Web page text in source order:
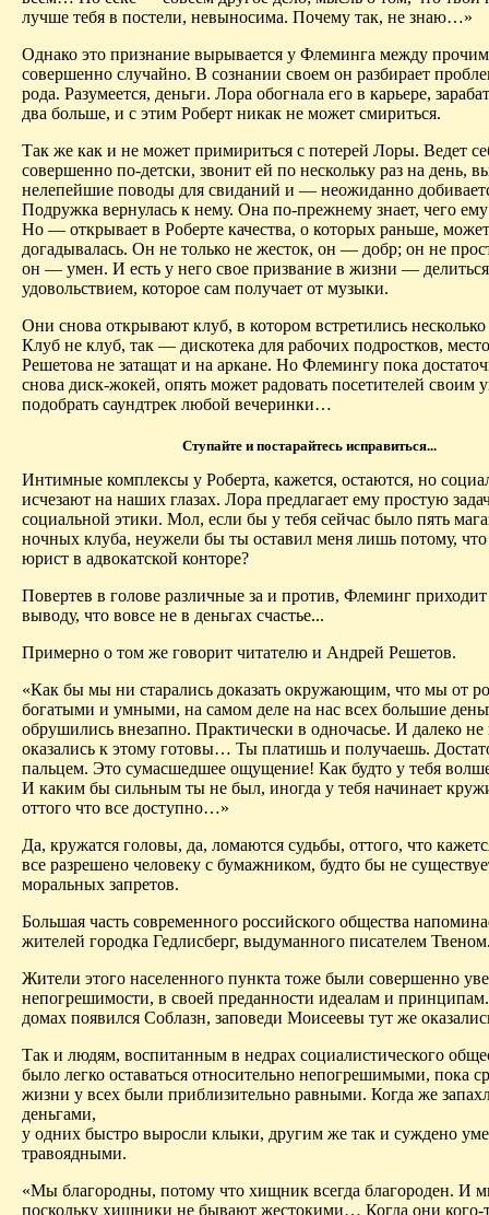
лучше тебя в постели, невыносима. Почему так, не знаю…»
Однако это признание вырывается у Флеминга между
совершенно случайно. В сознании своем он разбирает
рода. Разумеется, деньги. Лора обогнала его в карьере,
два больше, и с этим Роберт никак не может смириться.
Так же как и не может примириться с потерей Лоры. Ведет
совершенно по-детски, звонит ей по нескольку раз на день,
нелепейшие поводы для свиданий и — неожиданно
Подружка вернулась к нему. Она по-прежнему знает, чего ему
Но — открывает в Роберте качества, о которых раньше,
догадывалась. Он не только не жесток, он — добр; он не
он — умен. И есть у него свое призвание в жизни —
удовольствием, которое сам получает от музыки.
Они снова открывают клуб, в котором встретились несколько
Клуб не клуб, так — дискотека для рабочих подростков,
Решетова не затащат и на аркане. Но Флемингу пока
снова диск-жокей, опять может радовать посетителей своим
подобрать саундтрек любой вечеринки…
Ступайте и постарайтесь исправиться...
Интимные комплексы у Роберта, кажется, остаются, но
исчезают на наших глазах. Лора предлагает ему простую
социальной этики. Мол, если бы у тебя сейчас было пять
ночных клуба, неужели бы ты оставил меня лишь потому, что
юрист в адвокатской конторе?
Повертев в голове различные за и против, Флеминг
выводу, что вовсе не в деньгах счастье...
Примерно о том же говорит читателю и Андрей Решетов.
«Как бы мы ни старались доказать окружающим, что мы от
богатыми и умными, на самом деле на нас всех большие
обрушились внезапно. Практически в одночасье. И далеко не
оказались к этому готовы… Ты платишь и получаешь.
пальцем. Это сумасшедшее ощущение! Как будто у тебя
И каким бы сильным ты не был, иногда у тебя начинает
оттого что все доступно…»
Да, кружатся головы, да, ломаются судьбы, оттого, что
все разрешено человеку с бумажником, будто бы не
моральных запретов.
Большая часть современного российского общества
жителей городка Гедлисберг, выдуманного писателем
Жители этого населенного пункта тоже были совершенно
непогрешимости, в своей преданности идеалам и
домах появился Соблазн, заповеди Моисеевы тут же
Так и людям, воспитанным в недрах социалистического
было легко оставаться относительно непогрешимыми, пока
жизни у всех были приблизительно равными. Когда же
деньгами,
у одних быстро выросли клыки, другим же так и суждено
травоядными.
«Мы благородны, потому что хищник всегда благороден. И
поскольку хищники не бывают жестокими… Когда они кого-